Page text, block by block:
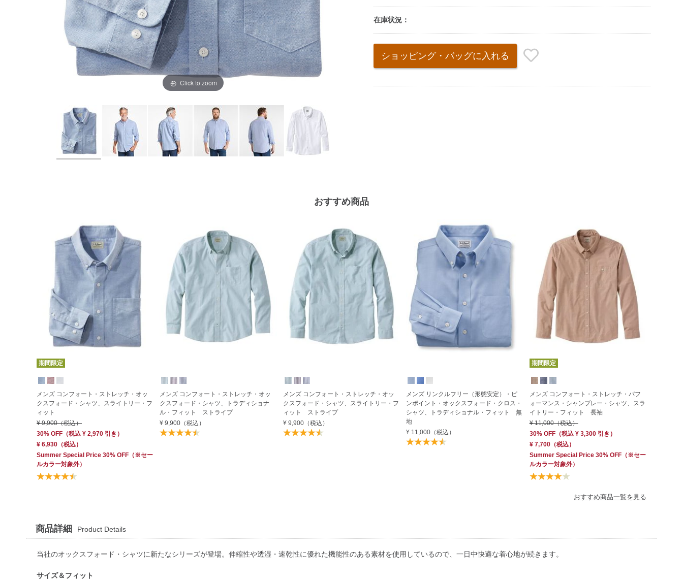
Click to zoom
在庫状況：
cart
options
ショッピング・バッグに入れる
おすすめ商品
期間限定
メンズ コンフォート・ストレッチ・オッ
クスフォード・シャツ、スライトリー・フ
ィット
¥ 9,900（税込）
30% OFF （税込 ¥ 2,970 引き）
¥ 6,930 （税込）
Summer Special Price 30% OFF （※セー
ルカラー対象外）
メンズ コンフォート・ストレッチ・オッ
クスフォード・シャツ、トラディショナ
ル・フィット ストライプ
¥ 9,900 （税込）
メンズ コンフォート・ストレッチ・オッ
クスフォード・シャツ、スライトリー・フ
ィット ストライプ
¥ 9,900（税込）
メンズ リンクルフリー（形態安定）・ピ
ンポイント・オックスフォード・クロス・
シャツ、トラディショナル・フィット 無
地
¥ 11,000 （税込）
期間限定
メンズ コンフォート・ストレッチ・パフ
ォーマンス・シャンブレー・シャツ、スラ
イトリー・フィット 長袖
¥ 11,000（税込）
30% OFF（税込 ¥ 3,300引き）
¥ 7,700（税込）
Summer Special Price 30% OFF（※セー
ルカラー対象外）
おすすめ商品一覧を見る
商品詳細 Product Details
当社のオックスフォード・シャツに新たなシリーズが登場。伸縮性や透湿・速乾性に優れた機能性のある素材を使用しているので、一日中快適な着心地が続きます。
サイズ＆フィット